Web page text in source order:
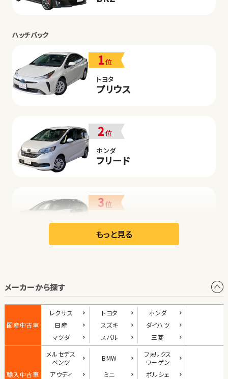
ハッチバック
1位
トヨタ
プリウス
2位
ホンダ
フリード
3位
日産
リーフ
1位
ダイハツ
コペン
2
もっと見る
メーカーから探す
国産中古車
レクサス トヨタ
ホンダ
日産
スズキ
ダイハツ
マツダ
スバル 三菱
輸入中古車
メルセデス
ベンツ
BMW
フォルクス
ワーゲン
アウディ
ミニ
ポルシェ